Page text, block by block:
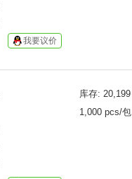
我要议价
库存: 20,199
1,000 pcs/包